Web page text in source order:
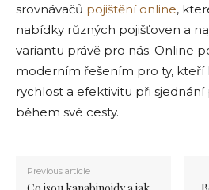
srovnávačů pojištění online,
nabídky různých pojišťoven a
variantu právĕ pro nás. Online
moderním řešením pro ty, kteří
rychlost a efektivitu při
během své cesty.
Previous article